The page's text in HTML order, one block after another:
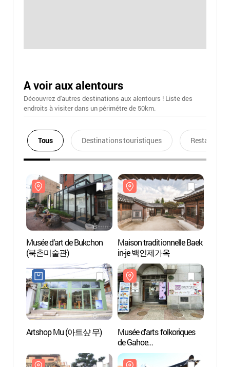
A voir aux alentours
Découvrez d'autres destinations aux alentours ! Liste des
endroits à visiter dans un périmétre de 50km.
Tous Destinations touristiques Restaurants
Musée d’art de Bukchon
(북촌미술관)
Maison traditionnelle Baek
in-je 백인제가옥
Artshop Mu (아트샾 무)
Musée d'arts folkoriques
de Gahoe
(가회민화박물관)